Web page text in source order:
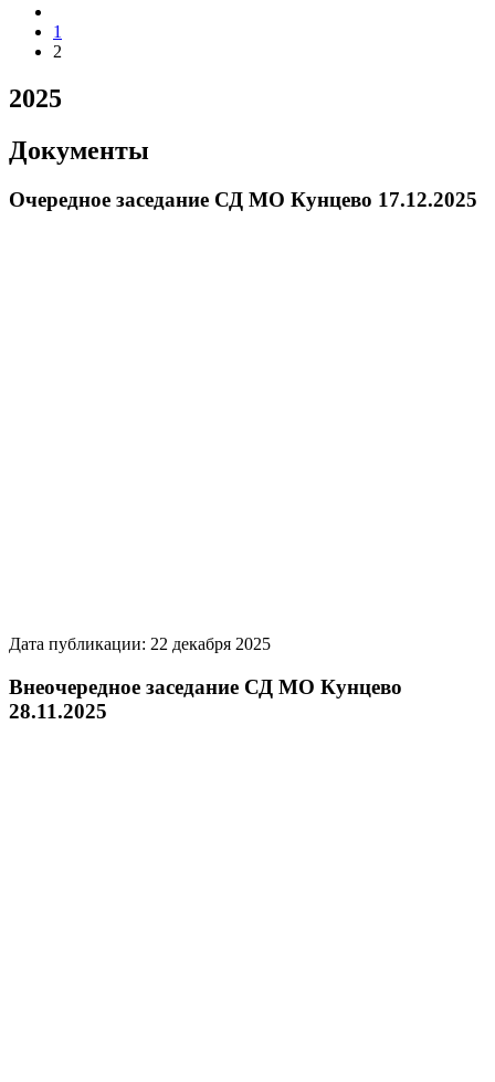
1
2
2025
Документы
Очередное заседание СД МО Кунцево 17.12.2025
Дата публикации: 22 декабря 2025
Внеочередное заседание СД МО Кунцево
28.11.2025